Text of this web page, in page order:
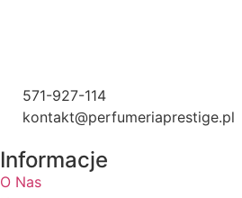
571-927-114
kontakt@perfumeriaprestige.pl
Informacje
O Nas